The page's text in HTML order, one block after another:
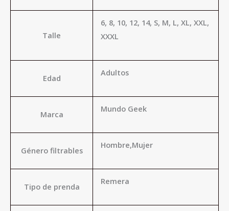
Talle
6, 8, 10, 12, 14, S, M, L, XL, XXL,
XXXL
Edad
Adultos
Marca
Mundo Geek
Género filtrables
Hombre,Mujer
Tipo de prenda
Remera